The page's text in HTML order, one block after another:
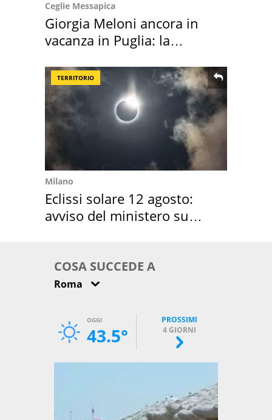
Ceglie Messapica
Giorgia Meloni ancora in
vacanza in Puglia: la
TERRITORIO
Milano
Eclissi solare 12 agosto:
avviso del ministero su